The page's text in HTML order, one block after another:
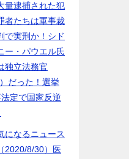
量逮捕された犯
者たちは軍事裁
で実刑か！シド
ー・パウエル氏
独立法務官
だった！選挙
定で国家反逆
になるニュース
（2020/8/30）医